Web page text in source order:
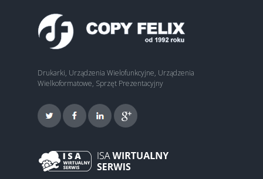
Drukarki, Urządzenia Wielofunkcyjne, Urządzenia
Wielkoformatowe, Sprzęt Prezentacyjny